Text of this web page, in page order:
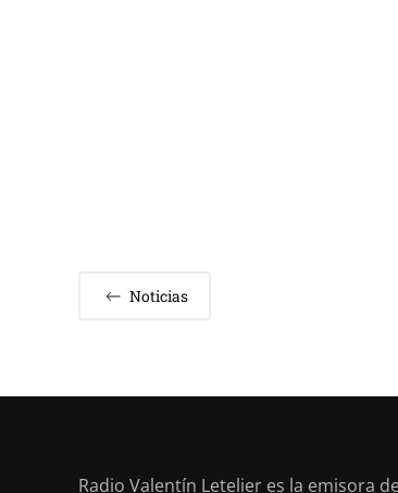
Noticias
Radio Valentín Letelier es la emisora